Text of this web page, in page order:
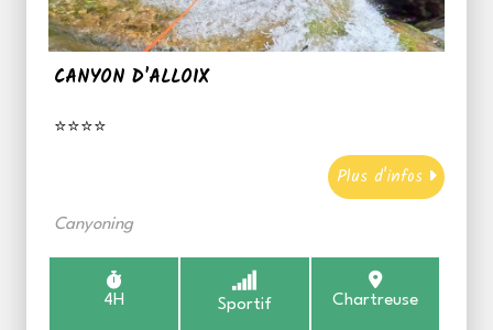
CANYON D'ALLOIX
⭐⭐⭐⭐
Plus d'infos
Canyoning
4H Sportif Chartreuse